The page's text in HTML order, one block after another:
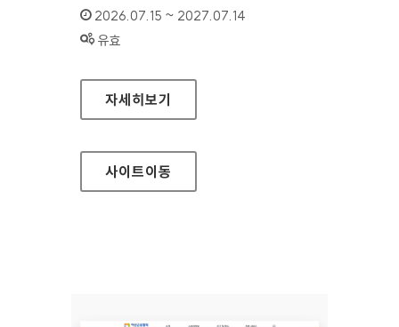
인증기간 :
2026.07.15 ~ 2027.07.14
상태 :
유효
장흥군청
자세히보기
사이트이동